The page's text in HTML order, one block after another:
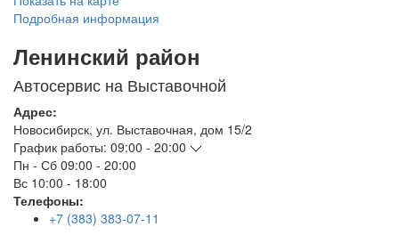
Подробная информация
Ленинский район
Автосервис на Выставочной
Адрес:
Новосибирск, ул. Выставочная, дом 15/2
График работы: 09:00 - 20:00
Пн - Сб 09:00 - 20:00
Вс 10:00 - 18:00
Телефоны:
+7 (383) 383-07-11